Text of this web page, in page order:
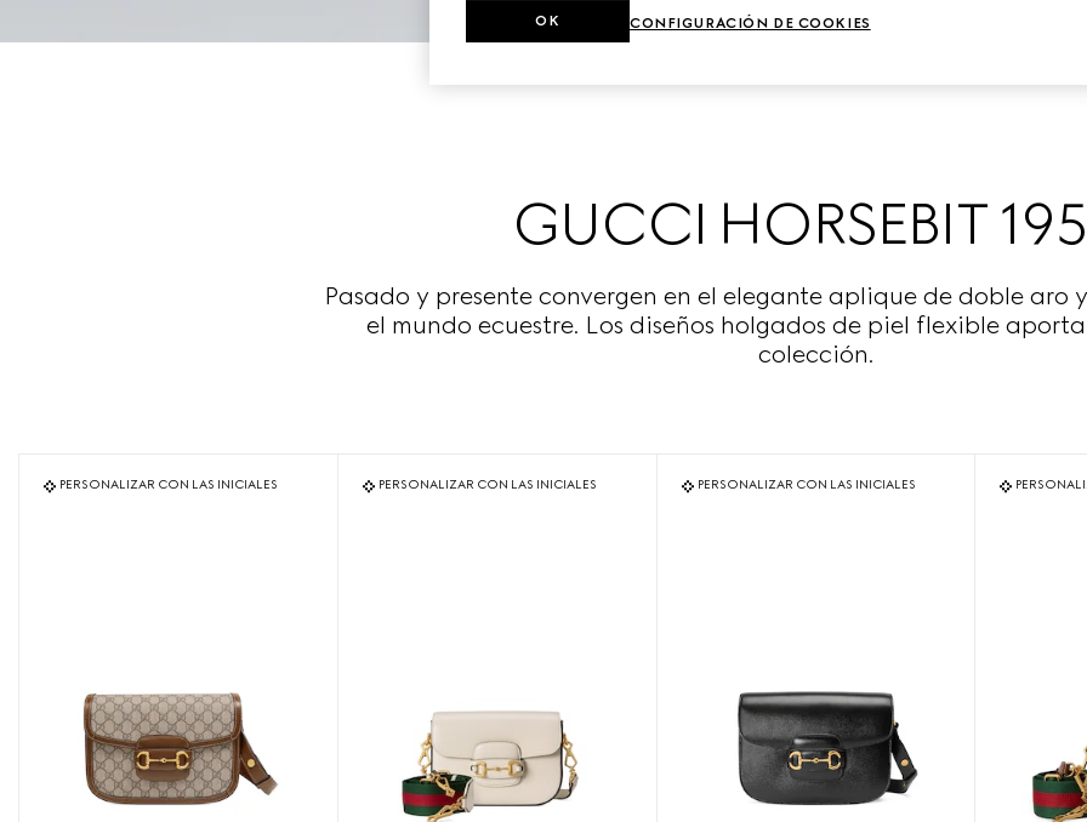
GUCCI HORSEBIT
Pasado y presente convergen en el elegante aplique de doble aro
el mundo ecuestre. Los diseños holgados de piel flexible
colección.
PERSONALIZAR CON LAS INICIALES PERSONALIZAR CON LAS INICIALES PERSONALIZAR CON LAS INICIALES
CONFIGURACIÓN DE COOKIES
OK